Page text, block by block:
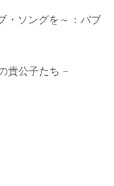
・ソングを～：パブ
貴公子たち－